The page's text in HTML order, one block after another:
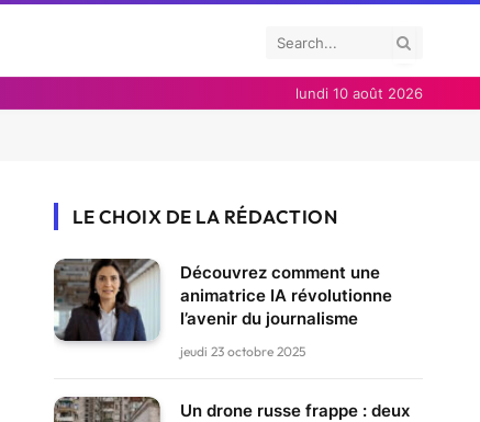
lundi 10 août 2026
LE CHOIX DE LA RÉDACTION
Découvrez comment une
animatrice IA révolutionne
l’avenir du journalisme
jeudi 23 octobre 2025
Un drone russe frappe : deux